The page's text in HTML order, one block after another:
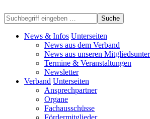
Suche
News & Infos Unterseiten
News aus dem Verband
News aus unseren
Termine & Veranstaltungen
Newsletter
Verband Unterseiten
Ansprechpartner
Organe
Fachausschüsse
Fördermitglieder